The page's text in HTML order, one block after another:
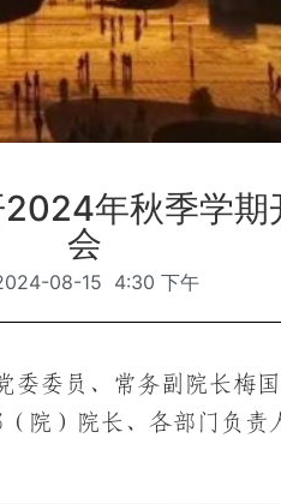
年秋季学期
会
08-15 4:30 下午
委委员、常务副院长梅
院）院长、各部门负责